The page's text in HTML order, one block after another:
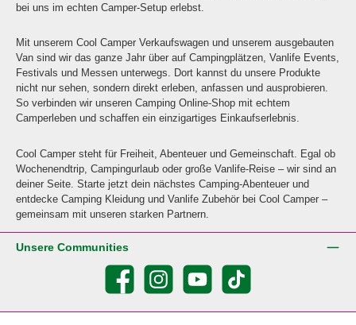
bei uns im echten Camper-Setup erlebst.
Mit unserem Cool Camper Verkaufswagen und unserem ausgebauten
Van sind wir das ganze Jahr über auf Campingplätzen, Vanlife Events,
Festivals und Messen unterwegs. Dort kannst du unsere Produkte
nicht nur sehen, sondern direkt erleben, anfassen und ausprobieren.
So verbinden wir unseren Camping Online-Shop mit echtem
Camperleben und schaffen ein einzigartiges Einkaufserlebnis.
Cool Camper steht für Freiheit, Abenteuer und Gemeinschaft. Egal ob
Wochenendtrip, Campingurlaub oder große Vanlife-Reise – wir sind an
deiner Seite. Starte jetzt dein nächstes Camping-Abenteuer und
entdecke Camping Kleidung und Vanlife Zubehör bei Cool Camper –
gemeinsam mit unseren starken Partnern.
Unsere Communities
Facebook Instagram YouTube TikTok